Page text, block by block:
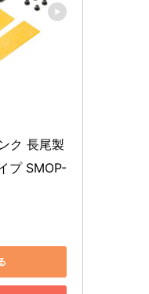
ク 長尾製
プ SMOP-